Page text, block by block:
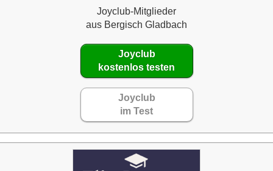
Joyclub-Mitglieder
aus Bergisch Gladbach
Joyclub
kostenlos testen
Joyclub
im Test